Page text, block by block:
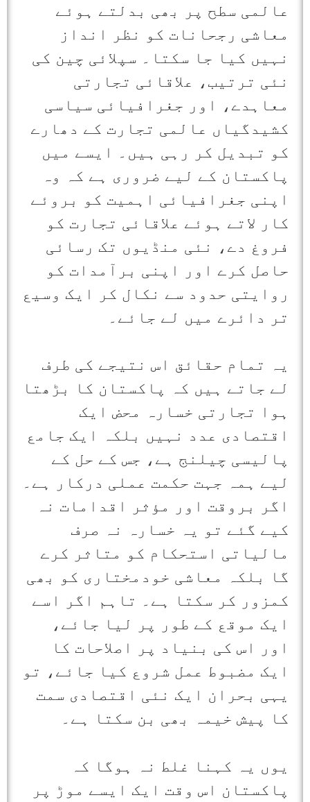
عالمی سطح پر بھی بدلتے ہوئے
معاشی رجحانات کو نظر انداز
نہیں کیا جا سکتا۔ سپلائی چین کی
نئی ترتیب، علاقائی تجارتی
معاہدے، اور جغرافیائی سیاسی
کشیدگیاں عالمی تجارت کے دھارے
کو تبدیل کر رہی ہیں۔ ایسے میں
پاکستان کے لیے ضروری ہے کہ وہ
اپنی جغرافیائی اہمیت کو بروئے
کار لاتے ہوئے علاقائی تجارت کو
فروغ دے، نئی منڈیوں تک رسائی
حاصل کرے اور اپنی برآمدات کو
روایتی حدود سے نکال کر ایک وسیع
تر دائرے میں لے جائے۔
یہ تمام حقائق اس نتیجے کی طرف
لے جاتے ہیں کہ پاکستان کا بڑھتا
ہوا تجارتی خسارہ محض ایک
اقتصادی عدد نہیں بلکہ ایک جامع
پالیسی چیلنج ہے، جس کے حل کے
لیے ہمہ جہت حکمت عملی درکار ہے۔
اگر بروقت اور مؤثر اقدامات نہ
کیے گئے تو یہ خسارہ نہ صرف
مالیاتی استحکام کو متاثر کرے
گا بلکہ معاشی خودمختاری کو بھی
کمزور کر سکتا ہے۔ تاہم اگر اسے
ایک موقع کے طور پر لیا جائے،
اور اس کی بنیاد پر اصلاحات کا
ایک مضبوط عمل شروع کیا جائے، تو
یہی بحران ایک نئی اقتصادی سمت
کا پیش خیمہ بھی بن سکتا ہے۔
یوں یہ کہنا غلط نہ ہوگا کہ
پاکستان اس وقت ایک ایسے موڑ پر